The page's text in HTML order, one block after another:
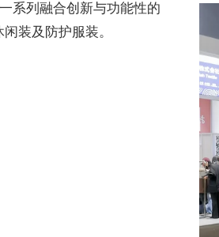
系列融合创新与功能性的
装及防护服装。